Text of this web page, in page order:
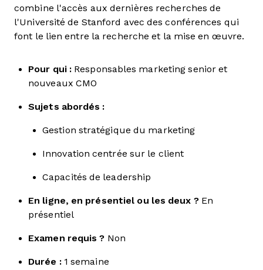
combine l'accès aux dernières recherches de
l'Université de Stanford avec des conférences qui
font le lien entre la recherche et la mise en œuvre.
Pour qui : Responsables marketing senior et
nouveaux CMO
Sujets abordés :
Gestion stratégique du marketing
Innovation centrée sur le client
Capacités de leadership
En ligne, en présentiel ou les deux ?En
présentiel
Examen requis ? Non
Durée :1 semaine